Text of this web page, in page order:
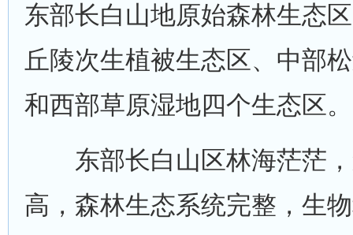
东部长白山地原始森林生态
丘陵次生植被生态区、中部
和西部草原湿地四个生态区。
东部长白山区林海茫茫，
高，森林生态系统完整，生